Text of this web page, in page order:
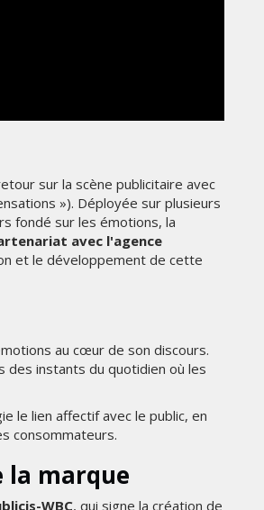
sur la scène publicitaire avec
»). Déployée sur plusieurs
fondé sur les émotions, la
avec l'agence
et le développement de cette
au cœur de son discours.
des instants du quotidien où les
le lien affectif avec le public, en
consommateurs.
la marque
WBC, qui signe la création de
SHIFT –
STUDIO FLEECE : UNE
DE SPORT PENSÉE
LE QUOTIDIEN